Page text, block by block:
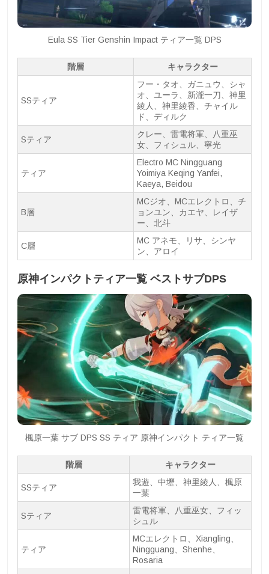
Eula SS Tier Genshin Impact ティア一覧 DPS
階層 キャラクター
SSティア
フー・タオ、ガニュウ、シャ
オ、ユーラ、新瀧一刀、神里
綾人、神里綾香、チャイル
ド、ディルク
Sティア
クレー、雷電将軍、八重巫
女、フィシュル、寧光
ティア
Electro MC Ningguang
Yoimiya Keqing Yanfei,
Kaeya, Beidou
B層
MCジオ、MCエレクトロ、チ
ョンユン、カエヤ、レイザ
ー、北斗
C層
MC アネモ、リサ、シンヤ
ン、アロイ
原神インパクトティア一覧 ベストサブDPS
楓原一葉 サブ DPS SS ティア 原神インパクト ティア一覧
階層 キャラクター
SSティア
我遊、中壢、神里綾人、楓原
一葉
Sティア
雷電将軍、八重巫女、フィッ
シュル
ティア
MCエレクトロ、Xiangling、
Ningguang、Shenhe、
Rosaria